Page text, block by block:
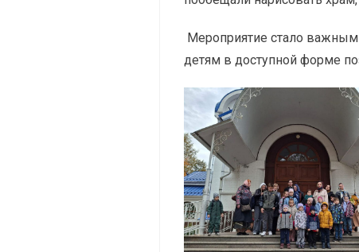
Мероприятие стало
детям в доступной форме